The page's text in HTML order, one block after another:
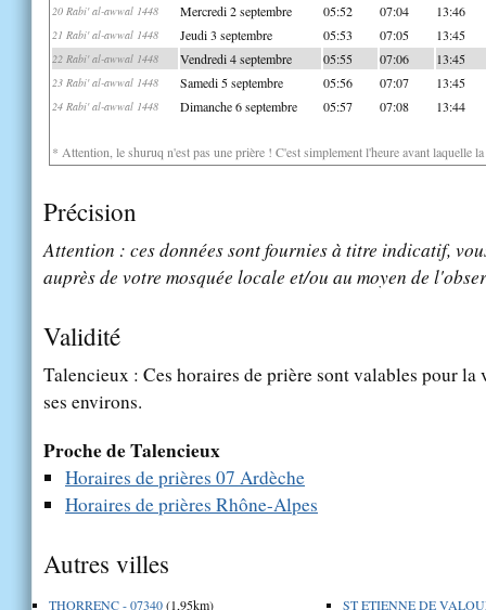
20 Rabi' al-awwal 1448 Mercredi 2 septembre 05:52 07:04 13:46
21 Rabi' al-awwal 1448 Jeudi 3 septembre 05:53 07:05 13:45
22 Rabi' al-awwal 1448 Vendredi 4 septembre 05:55 07:06 13:45
23 Rabi' al-awwal 1448 Samedi 5 septembre 05:56 07:07 13:45
24 Rabi' al-awwal 1448 Dimanche 6 septembre 05:57 07:08 13:44
* Attention, le shuruq n'est pas une prière ! C'est simplement l'heure avant laquelle
Précision
Attention : ces données sont fournies à titre indicatif,
auprès de votre mosquée locale et/ou au moyen de
Validité
Talencieux : Ces horaires de prière sont valables pour
ses environs.
Proche de Talencieux
Horaires de prières 07 Ardèche
Horaires de prières Rhône-Alpes
Autres villes
THORRENC - 07340(1,95km)
ST ETIENNE DE